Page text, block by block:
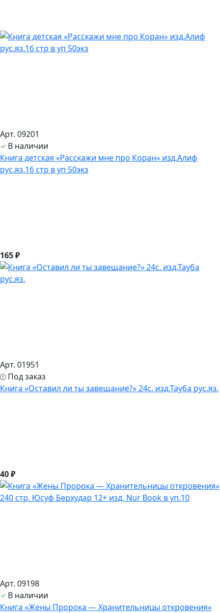
Арт. 09201
В наличии
Книга детская «Расскажи мне про Коран» изд.Алиф
рус.яз.16 стр в уп 50экз
165 ₽
Арт. 01951
Под заказ
Книга «Оставил ли ты завещание?» 24с. изд.Тауба рус.яз.
40 ₽
Арт. 09198
В наличии
Книга «Жены Пророка — Хранительницы откровения»